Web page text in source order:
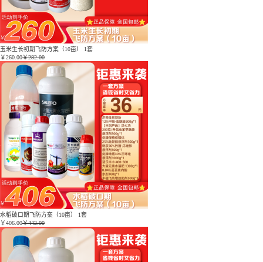
玉米生长初期飞防方案（10亩） 1套
￥260.00￥282.00
水稻破口期飞防方案（10亩） 1套
￥406.00￥442.00